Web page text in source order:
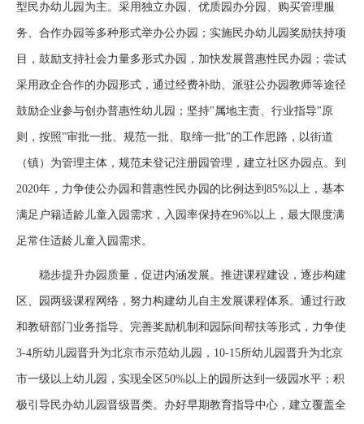
型民办幼儿园为主。采用独立办园、优质园办分园、购买管理服
务、合作办园等多种形式举办公办园；实施民办幼儿园奖励扶持项
目，鼓励支持社会力量多形式办园，加快发展普惠性民办园；尝试
采用政企合作的办园形式，通过经费补助、派驻公办园教师等途径
鼓励企业参与创办普惠性幼儿园；坚持"属地主责、行业指导"原
则，按照"审批一批、规范一批、取缔一批"的工作思路，以街道
（镇）为管理主体，规范未登记注册园管理，建立社区办园点。到
2020年，力争使公办园和普惠性民办园的比例达到85%以上，基本
满足户籍适龄儿童入园需求，入园率保持在96%以上，最大限度满
足常住适龄儿童入园需求。
稳步提升办园质量，促进内涵发展。推进课程建设，逐步构建
区、园两级课程网络，努力构建幼儿自主发展课程体系。通过行政
和教研部门业务指导、完善奖励机制和园际间帮扶等形式，力争使
3-4所幼儿园晋升为北京市示范幼儿园，10-15所幼儿园晋升为北京
市一级以上幼儿园，实现全区50%以上的园所达到一级园水平；积
极引导民办幼儿园晋级晋类。办好早期教育指导中心，建立覆盖全